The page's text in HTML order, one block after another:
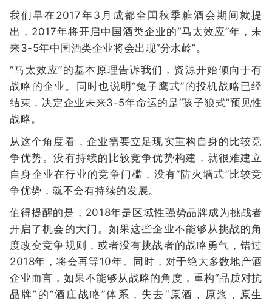
我们早在2017年3月成都全国秋季糖酒会期间就提
出，2017年将开启中国酒类企业的“马太效应”年，未
来3-5年中国酒类企业将会出现“分水岭”。
“马太效应”的基本原理告诉我们，资源开始倾向于有
战略的企业。同时也说明“兔子鹰式”的投机战略已经
结束，决定企业未来3-5年命运的是“孩子狼式”预见性
战略。
从这个角度看，企业需要立足现实重构自身的比较竞
争优势。没有持续的比较竞争优势构建，就很难建立
自身企业在行业的竞争门槛，没有“防火墙式”比较竞
争优势，就不会有持续的发展。
值得提醒的是，2018年是区域性强势品牌成为挑战者
开启了机会的大门。如果这些企业不能够从挑战的角
度改变竞争规则，或者没有挑战者的战略勇气，错过
2018年，将会再等10年。同时，对于绝大多数地产酒
企业而言，如果不能够从战略的角度，重构“品质对抗
品牌”的“酒庄战略”体系，失去“原酒，原浆，原生